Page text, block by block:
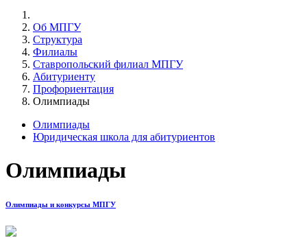
Об МПГУ
Структура
Филиалы
Ставропольский филиал МПГУ
Абитуриенту
Профориентация
Олимпиады
Олимпиады
Юридическая школа для абитуриентов
Олимпиады
Олимпиады и конкурсы МПГУ